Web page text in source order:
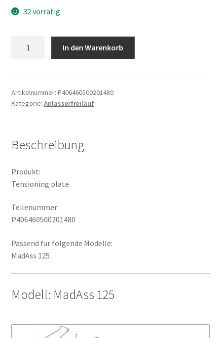
32 vorrätig
In den Warenkorb
Artikelnummer: P406460500201480
Kategorie: Anlasserfreilauf
Beschreibung
Produkt:
Tensioning plate
Teilenummer:
P406460500201480
Passend für folgende Modelle:
MadAss 125
Modell: MadAss 125